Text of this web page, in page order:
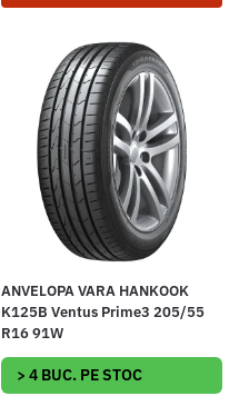
ANVELOPA VARA HANKOOK
K125B Ventus Prime3 205/55
R16 91W
> 4 BUC. PE STOC